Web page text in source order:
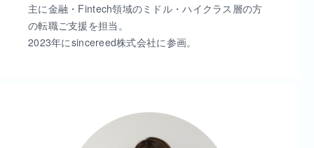
主に金融・Fintech領域のミドル・ハイクラス層の方
の転職ご支援を担当。
2023年にsincereed株式会社に参画。